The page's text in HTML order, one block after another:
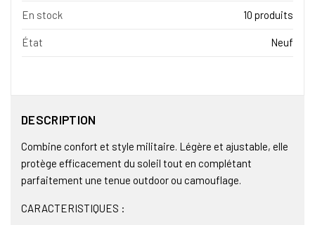
En stock 10 produits
État Neuf
DESCRIPTION
Combine confort et style militaire. Légère et ajustable, elle
protège efficacement du soleil tout en complétant
parfaitement une tenue outdoor ou camouflage.
CARACTERISTIQUES :